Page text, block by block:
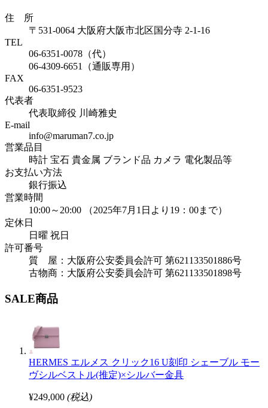
住 所
〒531-0064 大阪府大阪市北区国分寺 2-1-16
TEL
06-6351-0078（代）
06-4309-6651（通販専用）
FAX
06-6351-9523
代表者
代表取締役 川崎雅史
E-mail
info@maruman7.co.jp
営業品目
時計 宝石 貴金属 ブランド品 カメラ 電化製品等
お支払い方法
銀行振込
営業時間
10:00～20:00 （2025年7月1日より19：00まで）
定休日
日曜 祝日
許可番号
質 屋：大阪府公安委員会許可 第621133501886号
古物商：大阪府公安委員会許可 第621133501898号
SALE商品
HERMES エルメス クリック16 U刻印 シェーブル モー
ヴシルベストル(推定)×シルバー金具
¥249,000 (税込)